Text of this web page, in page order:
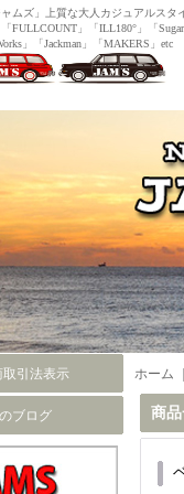
ャムズ」上質な大人カジュア
FULLCOUNT」「ILL180°」「
」「Jackman」「MAKERS」etc
取引法表示
ブログ
ホーム
商